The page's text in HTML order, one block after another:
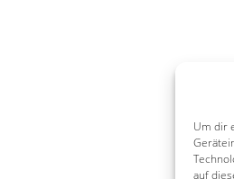
Um dir
auf